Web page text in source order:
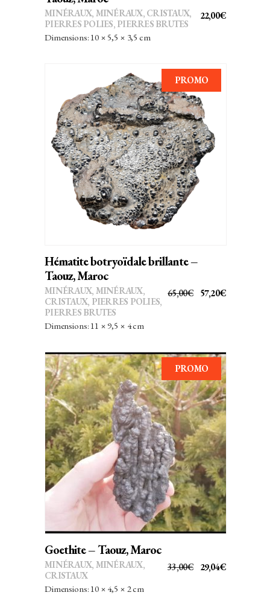
22,00€
MINÉRAUX, MINÉRAUX, CRISTAUX,
PIERRES POLIES, PIERRES BRUTES
Dimensions: 10 × 5,5 × 3,5 cm
PROMO
AJOUTER AU PANIER
Hématite botryoïdale brillante –
Taouz, Maroc
65,00€
LE
65,00€.
57,20€LE
57,20€.
MINÉRAUX, MINÉRAUX,
CRISTAUX, PIERRES POLIES,
PIERRES BRUTES
Dimensions: 11 × 9,5 × 4 cm
PROMO
AJOUTER AU PANIER
Goethite – Taouz, Maroc
33,00€
LE
29,04€LE
MINÉRAUX, MINÉRAUX,
CRISTAUX
Dimensions: 10 × 4,5 × 2 cm